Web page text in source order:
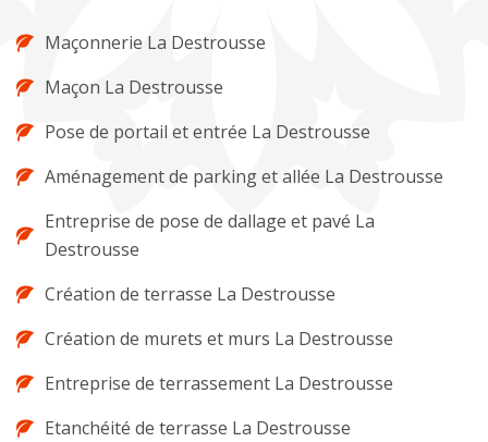
Maçonnerie La Destrousse
Maçon La Destrousse
Pose de portail et entrée La Destrousse
Aménagement de parking et allée La Destrousse
Entreprise de pose de dallage et pavé La
Destrousse
Création de terrasse La Destrousse
Création de murets et murs La Destrousse
Entreprise de terrassement La Destrousse
Etanchéité de terrasse La Destrousse